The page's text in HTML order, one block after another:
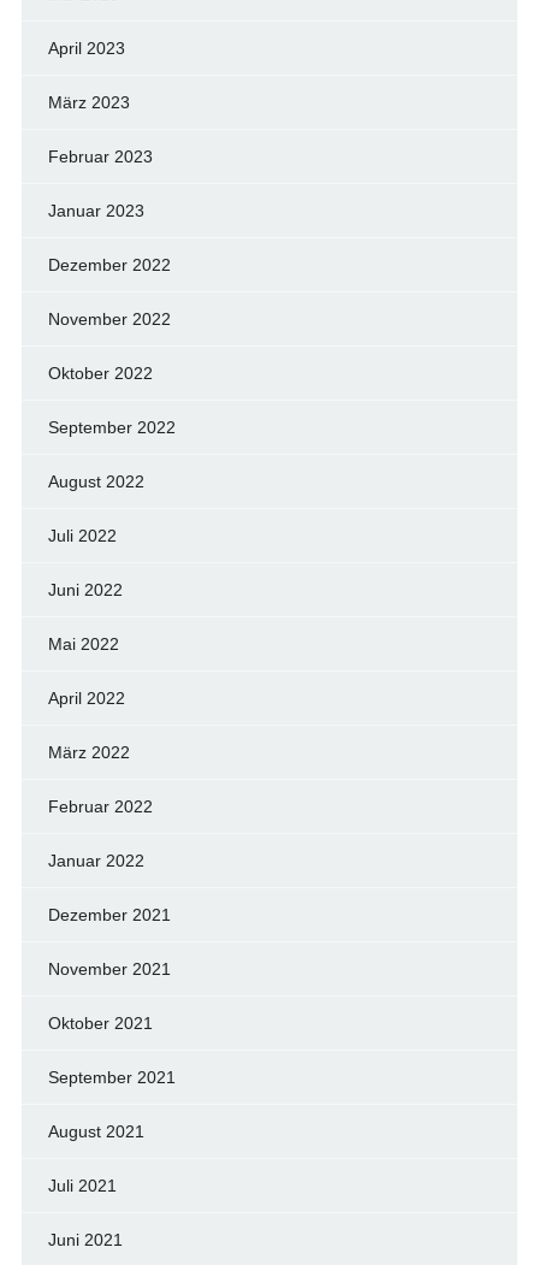
April 2023
März 2023
Februar 2023
Januar 2023
Dezember 2022
November 2022
Oktober 2022
September 2022
August 2022
Juli 2022
Juni 2022
Mai 2022
April 2022
März 2022
Februar 2022
Januar 2022
Dezember 2021
November 2021
Oktober 2021
September 2021
August 2021
Juli 2021
Juni 2021